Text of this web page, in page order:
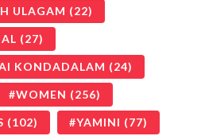
ULAGAM (22)
(27)
KONDADALAM (24)
WOMEN (256)
(102) YAMINI (77)